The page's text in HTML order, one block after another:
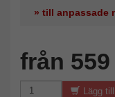
» till anpassade
från
Lägg